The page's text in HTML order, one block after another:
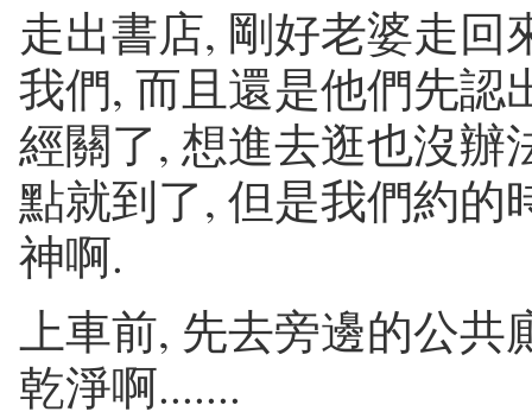
走出書店, 剛好老婆走回
我們, 而且還是他們先認
經關了, 想進去逛也沒辦
點就到了, 但是我們約的
神啊.
上車前, 先去旁邊的公共
乾淨啊.......